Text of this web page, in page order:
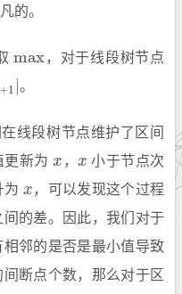
的。
max
max ，对于线段树节点
+1
| 。
线段树节点维护了区间
更新为 x
x ， x
x 小于节点次
为 x
x ，可以发现这个过程
的差。因此，我们对于
邻的是否是最小值导致
断点个数，那么对于区